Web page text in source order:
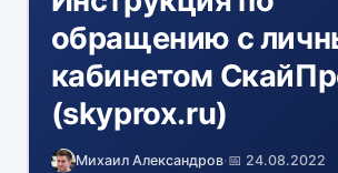
обращению с
кабинетом
(skyprox.ru)
Михаил Александров·📅 24.08.2022